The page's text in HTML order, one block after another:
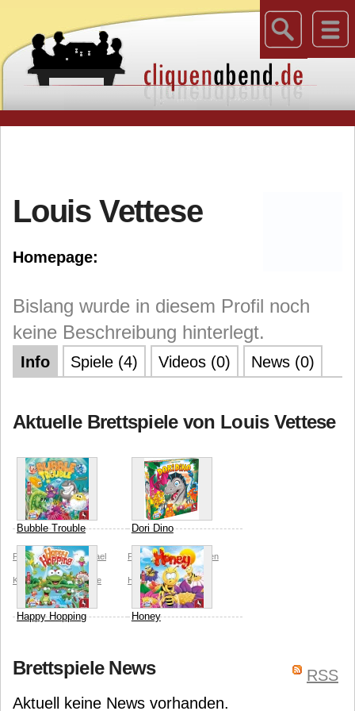
Louis Vettese
Homepage:
Bislang wurde in diesem Profil noch
keine Beschreibung hinterlegt.
Info Spiele (4) Videos (0) News (0)
Aktuelle Brettspiele von Louis Vettese
Bubble Trouble
Pegasus Spiele Michael
Kallauch Louis Vettese
Dori Dino
Pegasus Spiele Kirsten
Hiese Louis Vettese
Happy Hopping
Hiese Louis Vettese
Honey
Kloß Anna Oppolzer RSS
Brettspiele News
Aktuell keine News vorhanden.